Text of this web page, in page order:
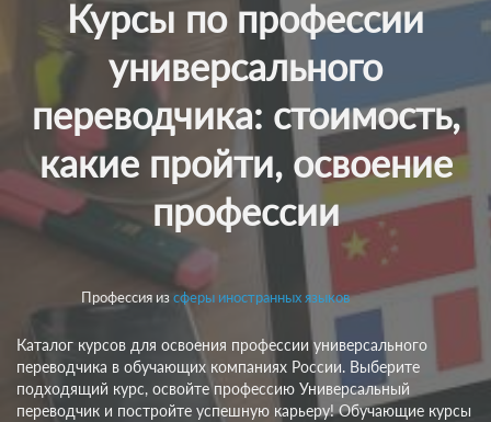
Компании
Профессии
Люди
Ивенты
Статьи
Курсы по профессии
универсального
переводчика: стоимость,
какие пройти, освоение
профессии
Профессия изсферы иностранных языков
Каталог курсов для освоения профессии универсального
переводчика в обучающих компаниях России. Выберите
подходящий курс, освойте профессию Универсальный
переводчик и постройте успешную карьеру! Обучающие курсы